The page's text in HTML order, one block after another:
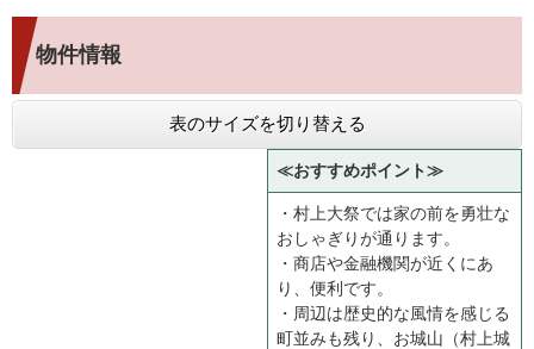
物件情報
表のサイズを切り替える
≪おすすめポイント≫
・村上大祭では家の前を勇壮な
おしゃぎりが通ります。
・商店や金融機関が近くにあ
り、便利です。
・周辺は歴史的な風情を感じる
町並みも残り、お城山（村上城